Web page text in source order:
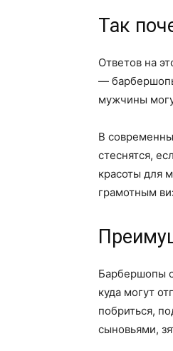
Так
Ответов на
—
мужчины
В
стеснятся,
красоты для
грамотным
Барбершопы
куда могут
побриться,
сыновьями,